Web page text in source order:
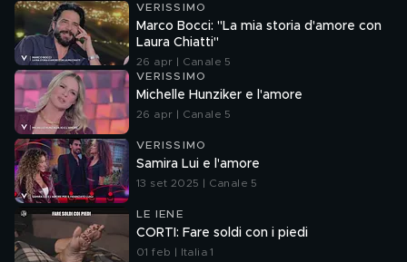
VERISSIMO
Marco Bocci: "La mia storia d'amore con
Laura Chiatti"
26 apr | Canale 5
VERISSIMO
Michelle Hunziker e l'amore
26 apr | Canale 5
VERISSIMO
Samira Lui e l'amore
13 set 2025 | Canale 5
LE IENE
CORTI: Fare soldi con i piedi
01 feb | Italia 1